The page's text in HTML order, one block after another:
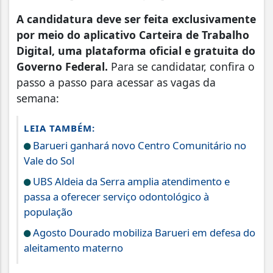
A candidatura deve ser feita exclusivamente
por meio do aplicativo Carteira de Trabalho
Digital, uma plataforma oficial e gratuita do
Governo Federal. Para se candidatar, confira o
passo a passo para acessar as vagas da
semana:
LEIA TAMBÉM:
Barueri ganhará novo Centro Comunitário no
Vale do Sol
UBS Aldeia da Serra amplia atendimento e
passa a oferecer serviço odontológico à
população
Agosto Dourado mobiliza Barueri em defesa do
aleitamento materno